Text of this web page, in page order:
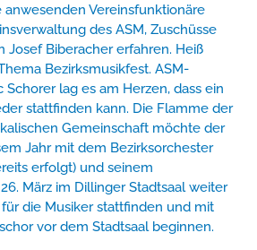
anwesenden Vereinsfunktionäre
des ASM, Zuschüsse
Josef Biberacher erfahren. Heiß
Bezirksmusikfest. ASM-
lag es am Herzen, dass ein
stattfinden kann. Die Flamme der
Gemeinschaft möchte der
Jahr mit dem Bezirksorchester
erfolgt) und seinem
März im Dillinger Stadtsaal weiter
die Musiker stattfinden und mit
vor dem Stadtsaal beginnen.